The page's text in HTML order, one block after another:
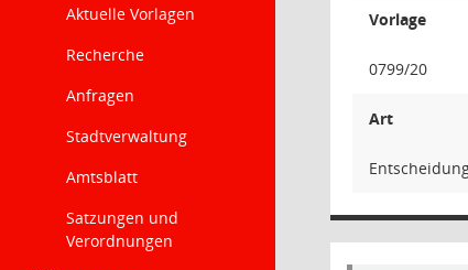
Aktuelle Vorlagen
Recherche
Anfragen
Stadtverwaltung
Amtsblatt
Satzungen und
Verordnungen
Vorlage
0799/20
Art